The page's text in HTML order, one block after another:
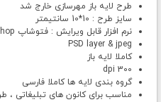
طرح لایه باز مهرسازی خارج شد
سایز طرح : 10*10 سانتیمتر
نرم افزار قابل ویرایش : فتوشاپ Adobe photoshop
PSD layer & jpeg
کاملا لایه باز
300 dpi
گروه بندی لایه ها کاملا فارسی
مناسب برای کانون های تبلیغاتی ،